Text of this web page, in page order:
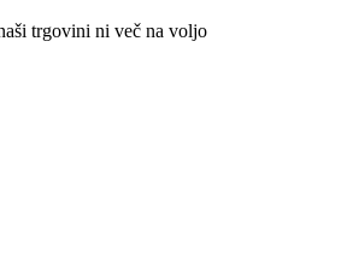
trgovini ni več na voljo